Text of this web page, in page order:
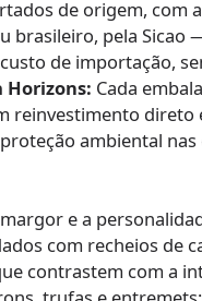
de origem, com
brasileiro, pela Sicao
de importação,
Horizons: Cada
reinvestimento direto
ambiental
e a
com recheios de
contrastem com a